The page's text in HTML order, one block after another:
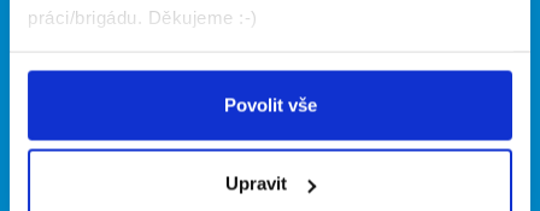
práci/brigádu. Děkujeme :-)
Povolit vše
Upravit
Kontakt
Naše další projekty
Mobilní aplikace